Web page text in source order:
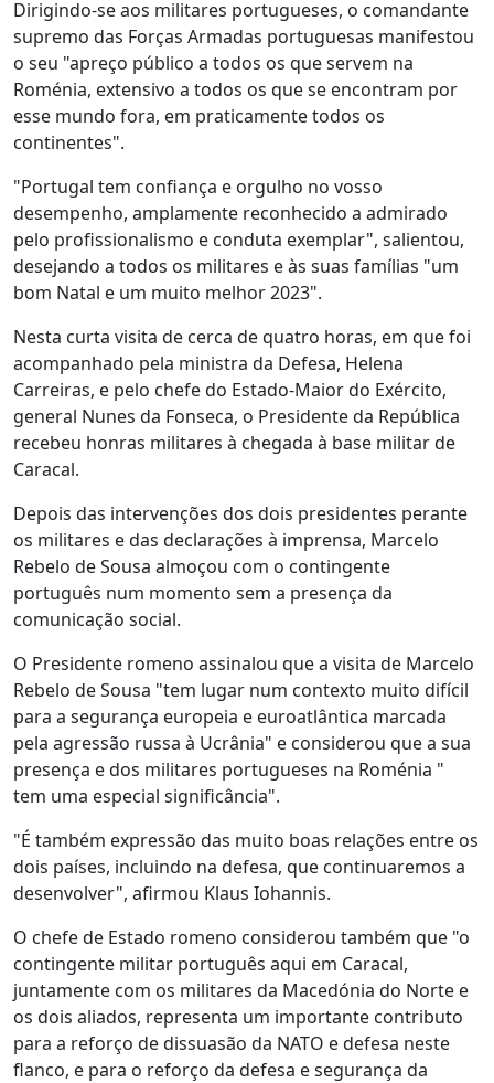
Dirigindo-se aos militares portugueses, o comandante
supremo das Forças Armadas portuguesas manifestou
o seu "apreço público a todos os que servem na
Roménia, extensivo a todos os que se encontram por
esse mundo fora, em praticamente todos os
continentes".
"Portugal tem confiança e orgulho no vosso
desempenho, amplamente reconhecido a admirado
pelo profissionalismo e conduta exemplar", salientou,
desejando a todos os militares e às suas famílias "um
bom Natal e um muito melhor 2023".
Nesta curta visita de cerca de quatro horas, em que foi
acompanhado pela ministra da Defesa, Helena
Carreiras, e pelo chefe do Estado-Maior do Exército,
general Nunes da Fonseca, o Presidente da República
recebeu honras militares à chegada à base militar de
Caracal.
Depois das intervenções dos dois presidentes perante
os militares e das declarações à imprensa, Marcelo
Rebelo de Sousa almoçou com o contingente
português num momento sem a presença da
comunicação social.
O Presidente romeno assinalou que a visita de Marcelo
Rebelo de Sousa "tem lugar num contexto muito difícil
para a segurança europeia e euroatlântica marcada
pela agressão russa à Ucrânia" e considerou que a sua
presença e dos militares portugueses na Roménia "
tem uma especial significância".
"É também expressão das muito boas relações entre os
dois países, incluindo na defesa, que continuaremos a
desenvolver", afirmou Klaus Iohannis.
O chefe de Estado romeno considerou também que "o
contingente militar português aqui em Caracal,
juntamente com os militares da Macedónia do Norte e
os dois aliados, representa um importante contributo
para a reforço de dissuasão da NATO e defesa neste
flanco, e para o reforço da defesa e segurança da